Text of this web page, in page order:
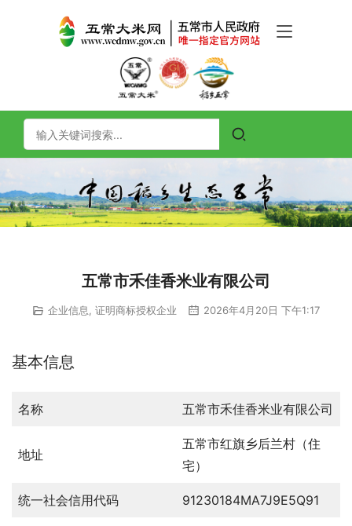
五常市禾佳香米业有限公司
企业信息 证明商标授权企业 2026年4月20日 下午1:17
基本信息
名称 五常市禾佳香米业有限公司
地址
五常市红旗乡后兰村（住
宅）
统一社会信用代码 91230184MA7J9E5Q91